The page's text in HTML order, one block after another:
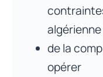
algérienne
de la
opérer